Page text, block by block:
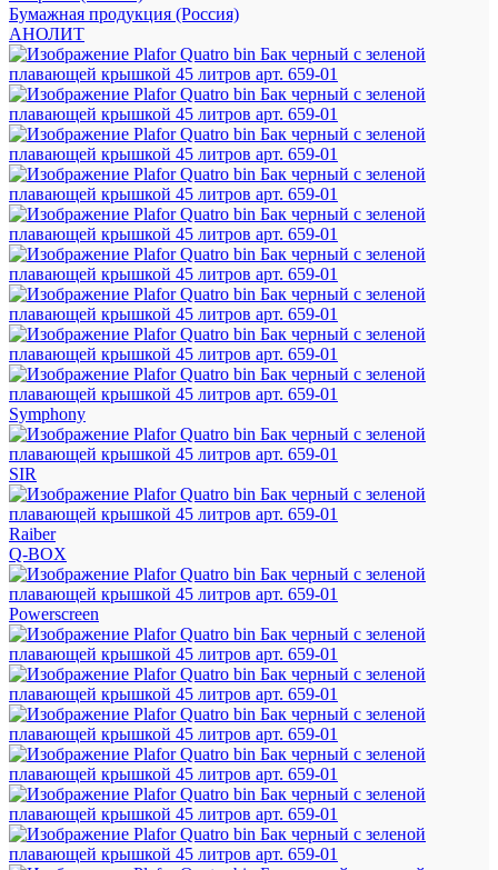
Бумажная продукция (Россия)
АНОЛИТ
Symphony
SIR
Raiber
Q-BOX
Powerscreen